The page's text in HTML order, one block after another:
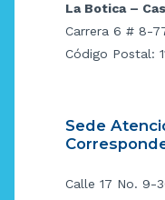
La Botica –
Carrera 6 # 8-
Código Postal:
Sede
Calle 17 No. 9-